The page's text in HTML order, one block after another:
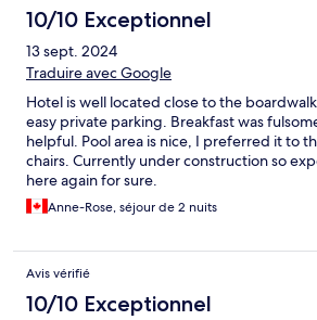
10/10 Exceptionnel
13 sept. 2024
Traduire avec Google
Hotel is well located close to the
easy private parking. Breakfast was
helpful. Pool area is nice, I preferred it to
chairs. Currently under construction so
here again for sure.
Anne-Rose, séjour de 2 nuits
Avis vérifié
10/10 Exceptionnel